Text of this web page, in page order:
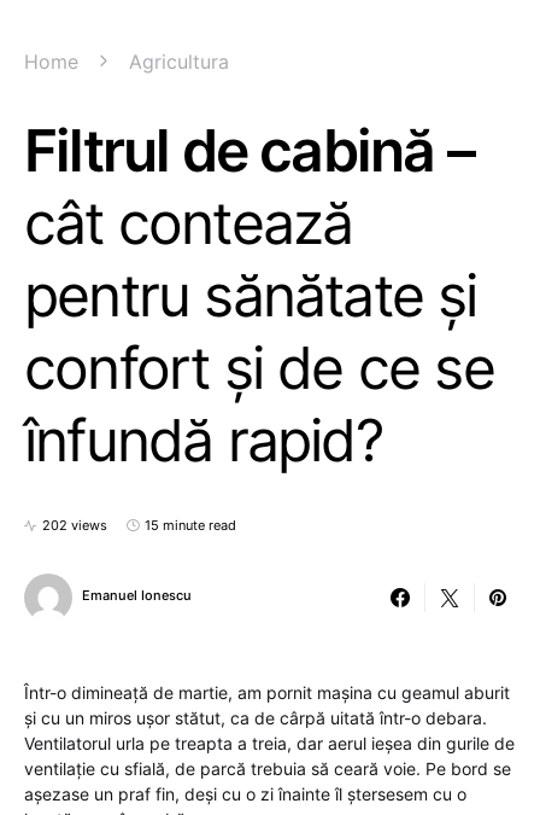
Home Agricultura
Filtrul de cabină –
cât contează
pentru sănătate și
confort și de ce se
înfundă rapid?
202 views 15 minute read
Emanuel Ionescu
Într-o dimineață de martie, am pornit mașina cu geamul aburit
și cu un miros ușor stătut, ca de cârpă uitată într-o debara.
Ventilatorul urla pe treapta a treia, dar aerul ieșea din gurile de
ventilație cu sfială, de parcă trebuia să ceară voie. Pe bord se
așezase un praf fin, deși cu o zi înainte îl ștersesem cu o